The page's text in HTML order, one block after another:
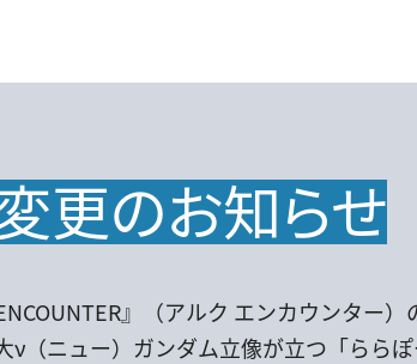
更のお知らせ
』（アルク エンカウンター）
（ニュー）ガンダム立像が立つ「らら